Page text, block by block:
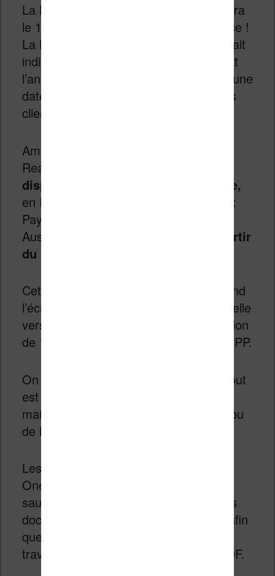
La Kindle Scribe sans éclairage
sortira
le 11 juin aux USA mais aussi en France !
La Kindle Scribe sans rétroéclairage était
indisponible depuis l’annonce du produit
l’année dernière en 2025. Il n’avait aucune
date de sortie et aucun moyen pour les
clients de la commander.
Amazon a confirmé au site Good e-
Reader que
disponible aux États-Unis, en France,
en Italie, en Espagne, en Belgique, aux
Pays-Bas, en Irlande, au Japon, en
Australie, au Canada et au Brésil,
à partir
du 11 juin
Cette version de la Kindle Scribe reprend
l’écran à encre électronique de la nouvelle
version de 11 pouces avec une résolution
de 1980×2640 et une densité de 300 PPP.
On retrouve aussi l’écran tactile et le tout
est livré avec un stylet pour le dessin à
main levée et l’édition de fichiers PDF ou
de livres Kindle.
Les services Google Drive et Microsoft
OneDrive sont disponibles pour
sauvegarder vos notes ou partager vos
documents avec d’autres utilisateurs, afin
que plusieurs personnes puissent
travailler sur le même document ou PDF.